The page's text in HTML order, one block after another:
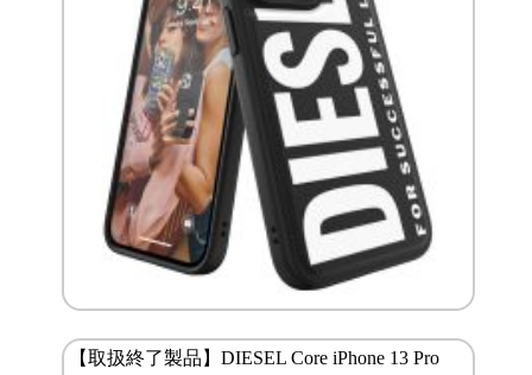
【取扱終了製品】DIESEL Core iPhone 13 Pro